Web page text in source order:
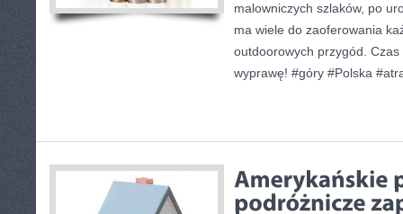
malowniczych szlaków, po
ma wiele do zaoferowania
outdoorowych przygód.
wyprawę! #góry #Polska